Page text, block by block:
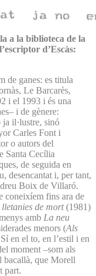
a la biblioteca de la
d’Escàs:
de ganes: es titula
Le Barcarès,
i el 1993 i és una
i de gènere:
il·lustre, sinó
Carles Font i
o autors del
Santa Cecília
de seguida en
desencantat i, per tant,
Boix de Villaró.
coneixíem fins ara de
lletanies de mort(1981)
amb La neu
menors (Als
en el to, en l’estil i en
moment –som als
bacallà, que Morell
part.